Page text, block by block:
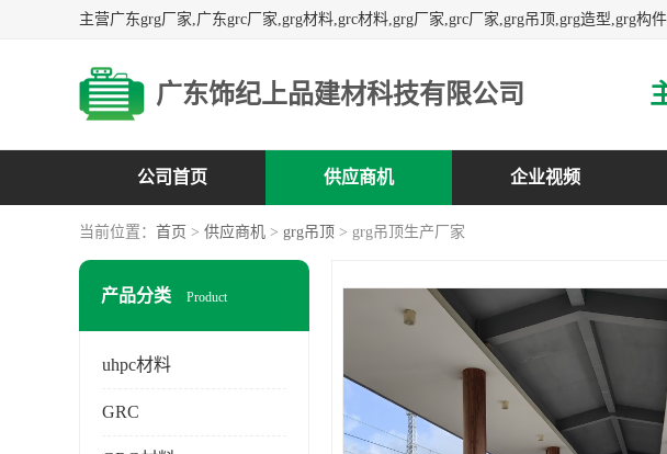
广东饰纪上品建材科技有限公司
公司首页 供应商机 企业视频
当前位置： 首页 > 供应商机 > grg吊顶 > grg吊顶生产厂家
产品分类 Product
uhpc材料
GRC